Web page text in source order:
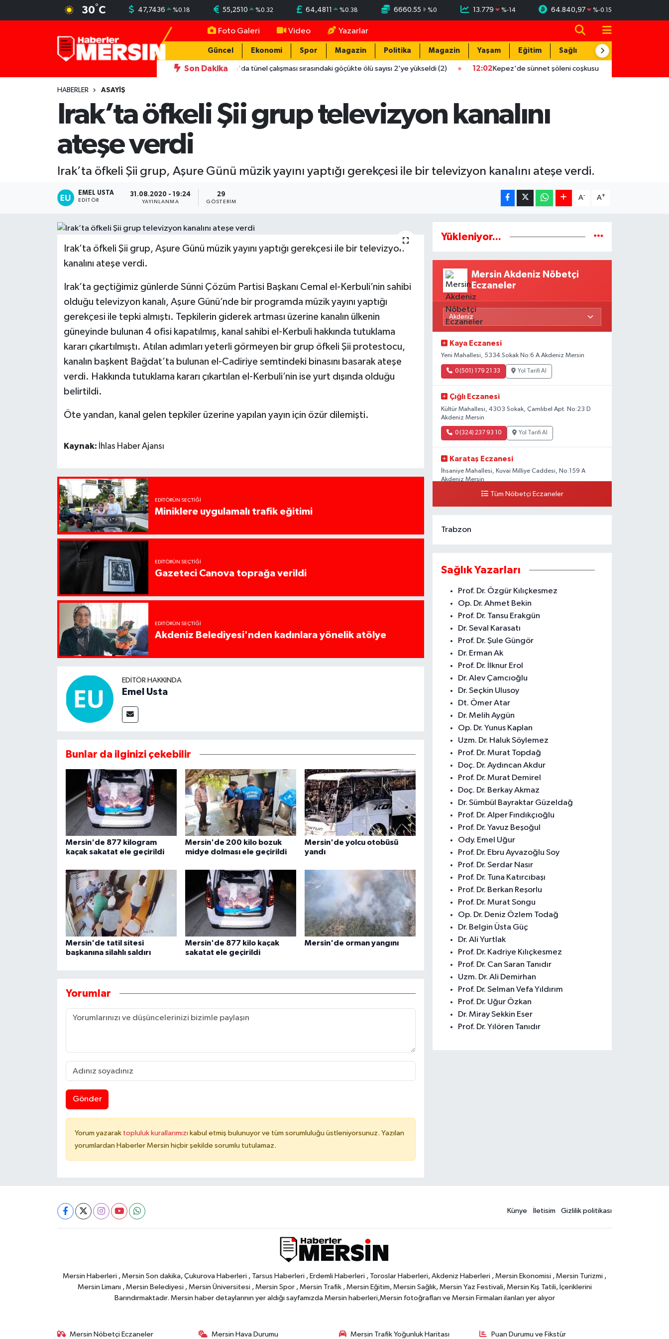
30°C 47,7436 %0.18 55,2510 %0.32 64,4811 %0.38 6660.55 %0 13.779 %-14 64.840,97 %-0.15
Foto Galeri Video Yazarlar
Güncel Ekonomi Spor Magazin Politika Magazin Yaşam Eğitim Sağlık Teknoloji
Son Dakika
12:03Adana'da tünel çalışması sırasındaki göçükte ölü sayısı 2'ye yükseldi (2) 12:02 Kepez'de sünnet şöleni coşkusu
HABERLER ASAYİŞ
Irak’ta öfkeli Şii grup televizyon kanalını
ateşe verdi
Irak’ta öfkeli Şii grup, Aşure Günü müzik yayını yaptığı gerekçesi ile bir televizyon kanalını ateşe verdi.
EMEL USTA
EDITÖR
31.08.2020 - 19:24
YAYINLANMA
29
GÖSTERIM
A- A+
Irak’ta öfkeli Şii grup, Aşure Günü müzik yayını yaptığı gerekçesi ile bir televizyon
kanalını ateşe verdi.
Irak’ta geçtiğimiz günlerde Sünni Çözüm Partisi Başkanı Cemal el-Kerbuli’nin sahibi
olduğu televizyon kanalı, Aşure Günü’nde bir programda müzik yayını yaptığı
gerekçesi ile tepki almıştı. Tepkilerin giderek artması üzerine kanalın ülkenin
güneyinde bulunan 4 ofisi kapatılmış, kanal sahibi el-Kerbuli hakkında tutuklama
kararı çıkartılmıştı. Atılan adımları yeterli görmeyen bir grup öfkeli Şii protestocu,
kanalın başkent Bağdat’ta bulunan el-Cadiriye semtindeki binasını basarak ateşe
verdi. Hakkında tutuklama kararı çıkartılan el-Kerbuli’nin ise yurt dışında olduğu
belirtildi.
Öte yandan, kanal gelen tepkiler üzerine yapılan yayın için özür dilemişti.
Kaynak: İhlas Haber Ajansı
EDITÖRÜN SEÇTIĞI
Miniklere uygulamalı trafik eğitimi
EDITÖRÜN SEÇTIĞI
Gazeteci Canova toprağa verildi
EDITÖRÜN SEÇTIĞI
Akdeniz Belediyesi'nden kadınlara yönelik atölye
EDITÖR HAKKINDA
Emel Usta
Bunlar da ilginizi çekebilir
Mersin'de 877 kilogram
kaçak sakatat ele geçirildi
Mersin'de 200 kilo bozuk
midye dolması ele geçirildi
Mersin'de yolcu otobüsü
yandı
Mersin'de tatil sitesi
başkanına silahlı saldırı
Mersin'de 877 kilo kaçak
sakatat ele geçirildi
Mersin'de orman yangını
Yorumlar
Gönder
Yorum yazarak topluluk kurallarımızı kabul etmiş bulunuyor ve tüm sorumluluğu üstleniyorsunuz. Yazılan
yorumlardan Haberler Mersin hiçbir şekilde sorumlu tutulamaz.
Yükleniyor...
Mersin Akdeniz Nöbetçi
Eczaneler
Kaya Eczanesi
Yeni Mahallesi, 5334.Sokak No:6 A Akdeniz Mersin
0 (501) 179 21 33 Yol Tarifi Al
Çığlı Eczanesi
Kültür Mahallesi, 4303 Sokak, Çamlıbel Apt. No:23 D
Akdeniz Mersin
0 (324) 237 93 10 Yol Tarifi Al
Karataş Eczanesi
İhsaniye Mahallesi, Kuvai Milliye Caddesi, No:159 A
Akdeniz Mersin
0 (324) 336 19 52 Yol Tarifi Al
Tüm Nöbetçi Eczaneler
Trabzon
Sağlık Yazarları
Prof. Dr. Özgür Kılıçkesmez
Op. Dr. Ahmet Bekin
Prof. Dr. Tansu Erakgün
Dr. Seval Karasatı
Prof. Dr. Şule Güngör
Dr. Erman Ak
Prof. Dr. İlknur Erol
Dr. Alev Çamcıoğlu
Dr. Seçkin Ulusoy
Dt. Ömer Atar
Dr. Melih Aygün
Op. Dr. Yunus Kaplan
Uzm. Dr. Haluk Söylemez
Prof. Dr. Murat Topdağ
Doç. Dr. Aydıncan Akdur
Prof. Dr. Murat Demirel
Doç. Dr. Berkay Akmaz
Dr. Sümbül Bayraktar Güzeldağ
Prof. Dr. Alper Fındıkçıoğlu
Prof. Dr. Yavuz Beşoğul
Ody. Emel Uğur
Prof. Dr. Ebru Ayvazoğlu Soy
Prof. Dr. Serdar Nasır
Prof. Dr. Tuna Katırcıbaşı
Prof. Dr. Berkan Reşorlu
Prof. Dr. Murat Songu
Op. Dr. Deniz Özlem Todağ
Dr. Belgin Üsta Güç
Dr. Ali Yurtlak
Prof. Dr. Kadriye Kılıçkesmez
Prof. Dr. Can Saran Tanıdır
Uzm. Dr. Ali Demirhan
Prof. Dr. Selman Vefa Yıldırım
Prof. Dr. Uğur Özkan
Dr. Miray Sekkin Eser
Prof. Dr. Yılören Tanıdır
Künye İletisim Gizlilik politikası
Mersin Haberleri , Mersin Son dakika, Çukurova Haberleri , Tarsus Haberleri , Erdemli Haberleri , Toroslar Haberleri, Akdeniz Haberleri , Mersin Ekonomisi , Mersin Turizmi ,
Mersin Limanı , Mersin Belediyesi , Mersin Üniversitesi , Mersin Spor , Mersin Trafik , Mersin Eğitim, Mersin Sağlık, Mersin Yaz Festivali, Mersin Kış Tatili, İçeriklerini
Barındırmaktadır. Mersin haber detaylarının yer aldığı sayfamızda Mersin haberleri,Mersin fotoğrafları ve Mersin Firmaları ilanları yer alıyor
Mersin Nöbetçi Eczaneler Mersin Hava Durumu Mersin Trafik Yoğunluk Haritası Puan Durumu ve Fikstür
Mersin Nöbetçi Eczaneler
Mersin Hava Durumu
Mersin Trafik Yoğunluk Haritası
Süper Lig Puan Durumu ve Fikstür
Tüm Manşetler
Son Dakika Haberleri
Haber Arşivi